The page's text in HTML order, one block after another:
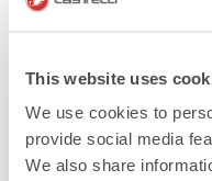
This website uses
We use cookies to
provide social media
We also share